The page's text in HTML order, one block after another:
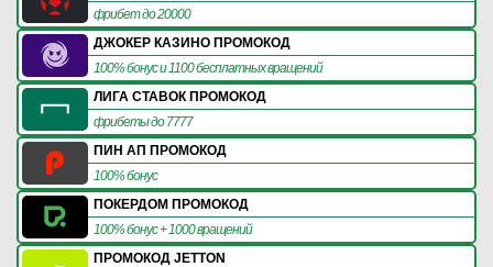
фрибет до 20000
ДЖОКЕР КАЗИНО ПРОМОКОД
100% бонус и 1100 бесплатных вращений
ЛИГА СТАВОК ПРОМОКОД
фрибеты до 7777
ПИН АП ПРОМОКОД
100% бонус
ПОКЕРДОМ ПРОМОКОД
100% бонус + 1000 вращений
ПРОМОКОД JETTON